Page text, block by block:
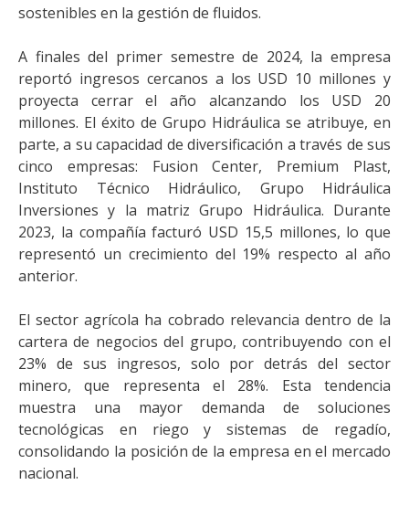
sostenibles en la gestión de fluidos.
A finales del primer semestre de 2024, la empresa
reportó ingresos cercanos a los USD 10 millones y
proyecta cerrar el año alcanzando los USD 20
millones. El éxito de Grupo Hidráulica se atribuye, en
parte, a su capacidad de diversificación a través de sus
cinco empresas: Fusion Center, Premium Plast,
Instituto Técnico Hidráulico, Grupo Hidráulica
Inversiones y la matriz Grupo Hidráulica. Durante
2023, la compañía facturó USD 15,5 millones, lo que
representó un crecimiento del 19% respecto al año
anterior.
El sector agrícola ha cobrado relevancia dentro de la
cartera de negocios del grupo, contribuyendo con el
23% de sus ingresos, solo por detrás del sector
minero, que representa el 28%. Esta tendencia
muestra una mayor demanda de soluciones
tecnológicas en riego y sistemas de regadío,
consolidando la posición de la empresa en el mercado
nacional.